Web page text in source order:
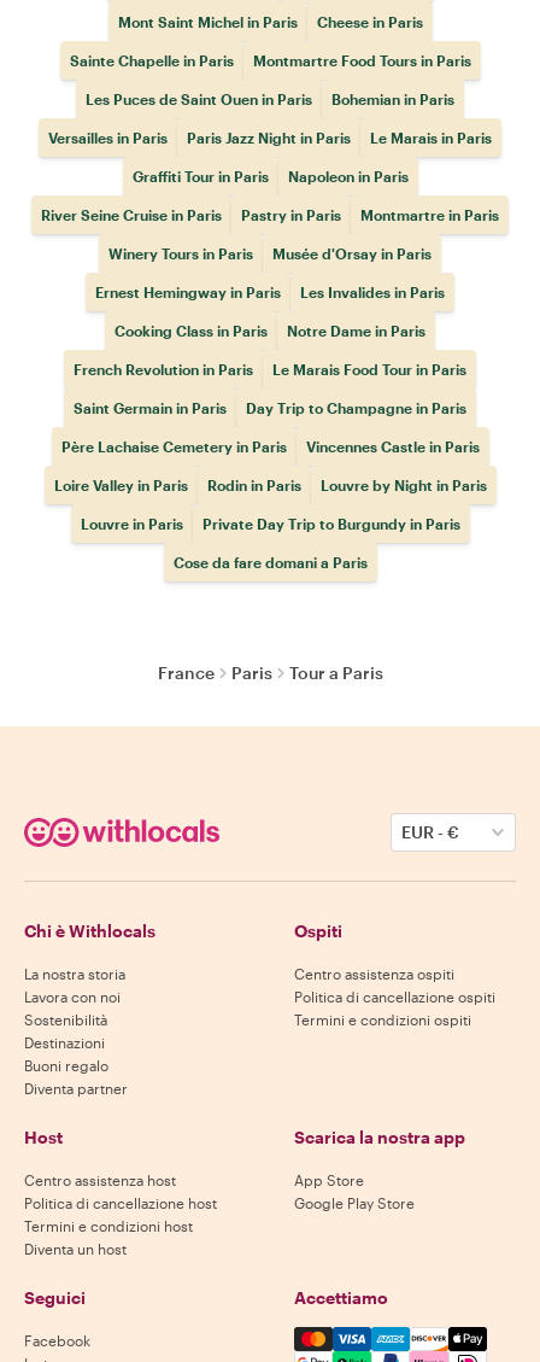
Mont Saint Michel in Paris Cheese in Paris
Sainte Chapelle in Paris Montmartre Food Tours in Paris
Les Puces de Saint Ouen in Paris Bohemian in Paris
Versailles in Paris Paris Jazz Night in Paris Le Marais in Paris
Graffiti Tour in Paris Napoleon in Paris
River Seine Cruise in Paris Pastry in Paris Montmartre in Paris
Winery Tours in Paris Musée d'Orsay in Paris
Ernest Hemingway in Paris Les Invalides in Paris
Cooking Class in Paris Notre Dame in Paris
French Revolution in Paris Le Marais Food Tour in Paris
Saint Germain in Paris Day Trip to Champagne in Paris
Père Lachaise Cemetery in Paris Vincennes Castle in Paris
Loire Valley in Paris Rodin in Paris Louvre by Night in Paris
Louvre in Paris Private Day Trip to Burgundy in Paris
Cose da fare domani a Paris
France Paris Tour a Paris
EUR-€
Chi è Withlocals
La nostra storia
Lavora con noi
Sostenibilità
Destinazioni
Buoni regalo
Diventa partner
Ospiti
Centro assistenza ospiti
Politica di cancellazione ospiti
Termini e condizioni ospiti
Host
Centro assistenza host
Politica di cancellazione host
Termini e condizioni host
Diventa un host
Scarica la nostra app
App Store
Google Play Store
Seguici
Facebook
Accettiamo
Mastercard, Visa, Amex,